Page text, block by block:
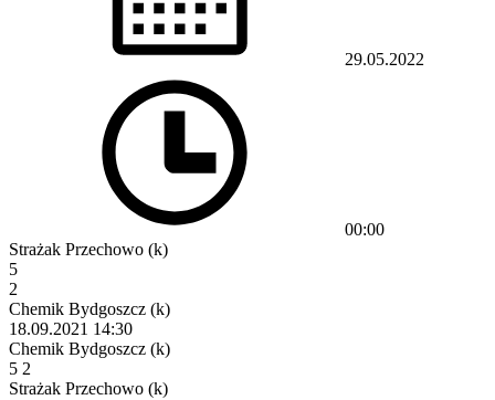
29.05.2022
00:00
Strażak Przechowo (k)
5
2
Chemik Bydgoszcz (k)
18.09.2021 14:30
Chemik Bydgoszcz (k)
5 2
Strażak Przechowo (k)